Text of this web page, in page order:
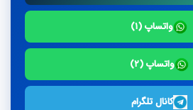
واتساپ (۱)
واتساپ (۲)
کانال تلگرام